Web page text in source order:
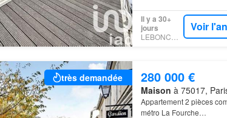
Il y a 30+
jours
LEBONCOIN
Voir
très demandée 280 000 €
Maison à 75017,
Appartement 2 pièces
métro La Fourche…